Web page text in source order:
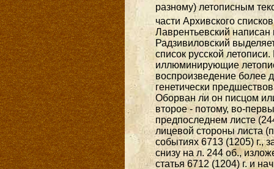
разному) летописным
части Архивского
Лаврентьевский написан
Радзивиловский
список русской
иллюминирующие
воспроизведение более
генетически
Оборван ли он писцом
второе - потому, во-
предпоследнем листе
лицевой стороны листа
событиях 6713 (1205) г.,
снизу на л. 244 об.,
статья 6712 (1204) г. и